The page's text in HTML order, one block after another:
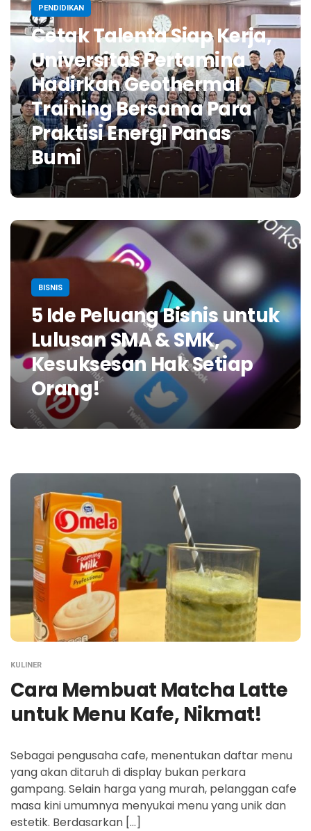
PENDIDIKAN
Cetak Talenta Siap Kerja,
Universitas Pertamina
Hadirkan Geothermal
Training Bersama Para
Praktisi Energi Panas
Bumi
BISNIS
5 Ide Peluang Bisnis untuk
Lulusan SMA & SMK,
Kesuksesan Hak Setiap
Orang!
KULINER
Cara Membuat Matcha Latte
untuk Menu Kafe, Nikmat!
Sebagai pengusaha cafe, menentukan daftar menu
yang akan ditaruh di display bukan perkara
gampang. Selain harga yang murah, pelanggan cafe
masa kini umumnya menyukai menu yang unik dan
estetik. Berdasarkan […]